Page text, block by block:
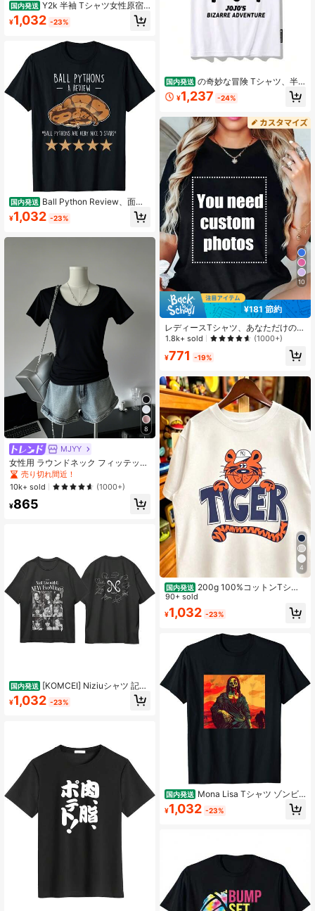
国内発送 Y2k 半袖 Tシャツ女性原宿
グラフィックプリントアメリカンス
タイルセクシーなかわいい夏のヴィ
ックカジュアル(1)
¥1,032 -23%
国内発送 Ball Python Review、面白
いペット爬虫類蛇愛好家ママ Tシャ
ツ
¥1,032 -23%
8
MJYY
女性用 ラウンドネック フィッテッド
半袖Tシャツ、アメリカンスタイル、
ホワイト、春夏新作カジュアル ブラ
ック
売り切れ間近！
10k+ sold
(1000+)
¥865
国内発送 [KOMCEI] Niziuシャツ 記念
デザイン 半袖 メンズ レディース ゆ
ったり 推し活グッズファン向け コレ
¥1,032 -23%
国内発送 の奇妙な冒険 Tシャツ、半
袖、下着、スタープラチナ、クイー
ンオブスローター、ザ?ワールド、空
アル、白 (10)
¥1,237 -24%
10
¥181 節約
レディースTシャツ、あなただけのオ
リジナルTシャツをプリント、テキス
ト/画像を追加(バッジパターン/会社
ロゴ/家族写真/自撮り)。夏ブラッ
1.8k+ sold (1000+)
¥771 -19%
4
国内発送 200g 100%コットンTシャ
ツ 2026年レディース夏ファッション
プリント柄 半袖Tシャツ カップル向
けクルーネック半袖トップス
90+ sold
¥1,032 -23%
国内発送 Mona Lisa Tシャツ ゾンビ
モナリザ ホラー モナ パーカー リサ
Tシャツ
¥1,032 -23%